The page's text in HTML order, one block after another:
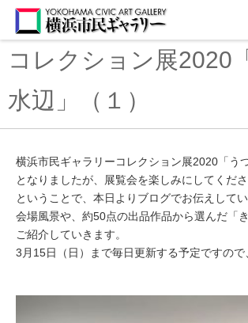
コレクション展2020
水辺」（１）
横浜市民ギャラリーコレクション展2020「う
となりましたが、展覧会を楽しみにしてくだ
ということで、本日よりブログでお伝えしてい
会場風景や、約50点の出品作品から選んだ「
ご紹介していきます。
3月15日（日）まで毎日更新する予定ですの